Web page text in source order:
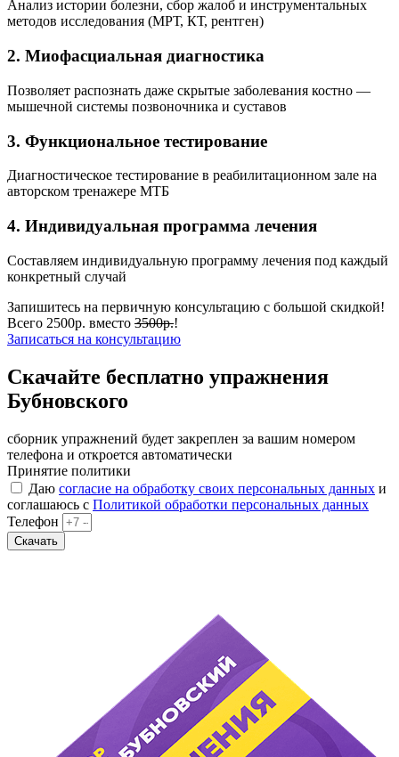
Анализ истории болезни, сбор жалоб и инструментальных
методов исследования (МРТ, КТ, рентген)
2. Миофасциальная диагностика
Позволяет распознать даже скрытые заболевания костно —
мышечной системы позвоночника и суставов
3. Функциональное тестирование
Диагностическое тестирование в реабилитационном зале на
авторском тренажере МТБ
4. Индивидуальная программа лечения
Составляем индивидуальную программу лечения под каждый
конкретный случай
Запишитесь на первичную консультацию с большой скидкой!
Всего 2500р. вместо 3500р.!
Записаться на консультацию
Скачайте бесплатно упражнения
Бубновского
сборник упражнений будет закреплен за вашим номером
телефона и откроется автоматически
Принятие политики
Даю согласие на обработку своих персональных данных и
соглашаюсь с Политикой обработки персональных данных
Телефон
Скачать